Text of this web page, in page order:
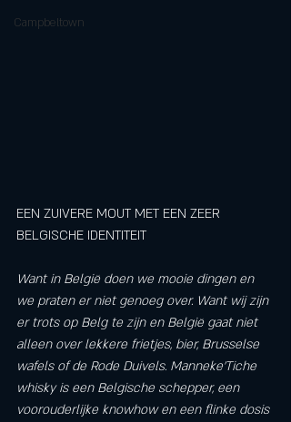
Campbeltown
EEN ZUIVERE MOUT MET EEN ZEER
BELGISCHE IDENTITEIT
Want in België doen we mooie dingen en
we praten er niet genoeg over. Want wij zijn
er trots op Belg te zijn en België gaat niet
alleen over lekkere frietjes, bier, Brusselse
wafels of de Rode Duivels. Manneke'Tiche
whisky is een Belgische schepper, een
voorouderlijke knowhow en een flinke dosis